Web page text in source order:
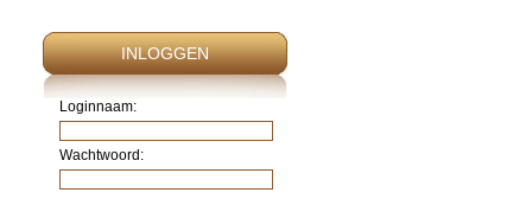
INLOGGEN
Loginnaam:
Wachtwoord: